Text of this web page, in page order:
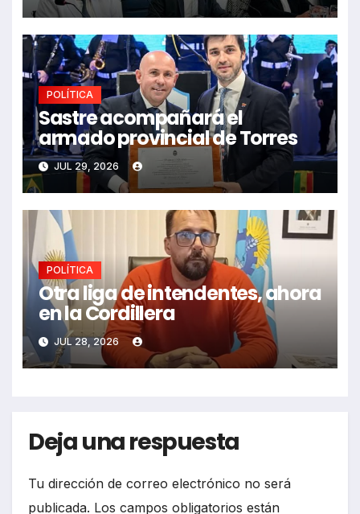
POLÍTICA
Sastre acompañará el
armado provincial de Torres
JUL 29, 2026
POLÍTICA
Otra liga de intendentes, ahora
en la Cordillera
JUL 28, 2026
Deja una respuesta
Tu dirección de correo electrónico no será
publicada. Los campos obligatorios están